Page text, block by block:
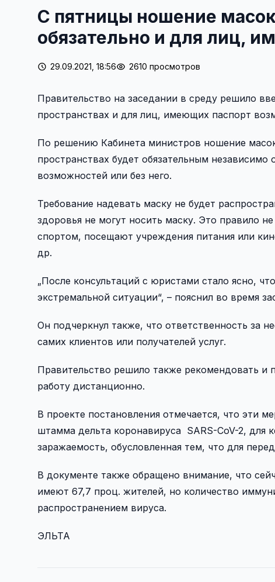
С пятницы ношение
обязательно и для лиц,
29.09.2021, 18:56 2610 просмотров
Правительство на заседании в среду решило
пространствах и для лиц, имеющих паспорт
По решению Кабинета министров ношение
пространствах будет обязательным независимо
возможностей или без него.
Требование надевать маску не будет
здоровья не могут носить маску. Это правило
спортом, посещают учреждения питания или
др.
„После консультаций с юристами стало ясно,
экстремальной ситуации“, – пояснил во время
Он подчеркнул также, что ответственность за
самих клиентов или получателей услуг.
Правительство решило также рекомендовать
работу дистанционно.
В проекте постановления отмечается, что эти
штамма дельта коронавируса SARS-CoV-2, для
заражаемость, обусловленная тем, что для
В документе также обращено внимание, что
имеют 67,7 проц. жителей, но количество
распространением вируса.
ЭЛЬТА